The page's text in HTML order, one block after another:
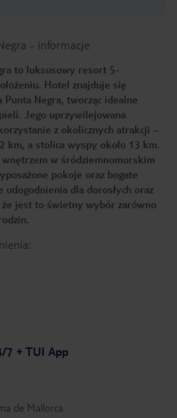
- informacje
to luksusowy resort 5-
Hotel znajduje się
Negra, tworząc idealne
Jego uprzywilejowana
z okolicznych atrakcji –
km, a stolica wyspy około 13 km.
w śródziemnomorskim
pokoje oraz bogate
dla dorosłych oraz
jest to świetny wybór zarówno
7 + TUI App
de Mallorca